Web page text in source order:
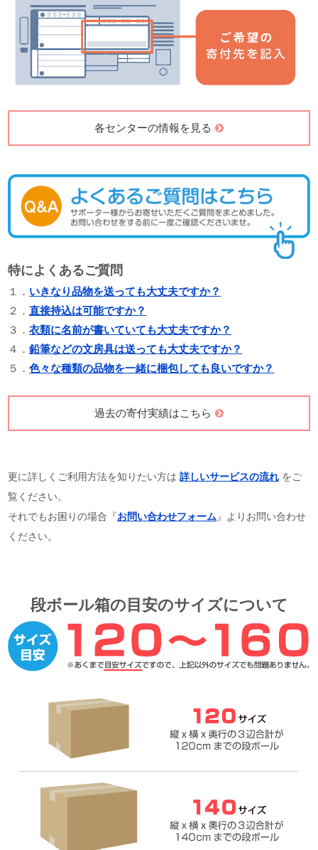
各センターの情報を見る
特によくあるご質問
１． いきなり品物を送っても大丈夫ですか？
２．直接持込は可能ですか？
３．衣類に名前が書いていても大丈夫ですか？
４．鉛筆などの文房具は送っても大丈夫ですか？
５．色々な種類の品物を一緒に梱包しても良いですか？
過去の寄付実績はこちら
更に詳しくご利用方法を知りたい方は詳しいサービスの流れ をご
覧ください。
それでもお困りの場合『お問い合わせフォーム 』よりお問い合わせ
ください。
段ボール箱の目安のサイズについて